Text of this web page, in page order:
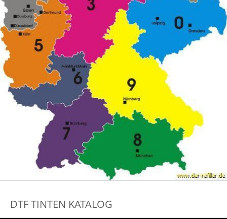
DTF TINTEN KATALOG